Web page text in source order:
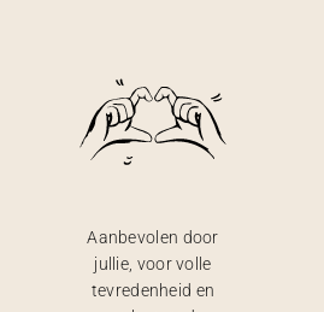
Aanbevolen door
jullie, voor volle
tevredenheid en